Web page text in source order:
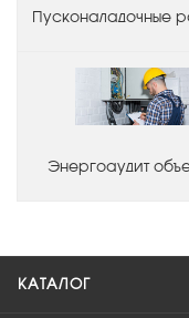
Пусконаладочные
Энергоаудит
КАТАЛОГ